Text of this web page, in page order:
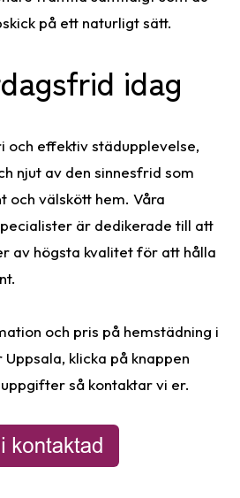
på ett naturligt sätt.
idag
och effektiv städupplevelse,
njut av den sinnesfrid som
och välskött hem. Våra
är dedikerade till att
av högsta kvalitet för att hålla
och pris på hemstädning i
klicka på knappen
så kontaktar vi er.